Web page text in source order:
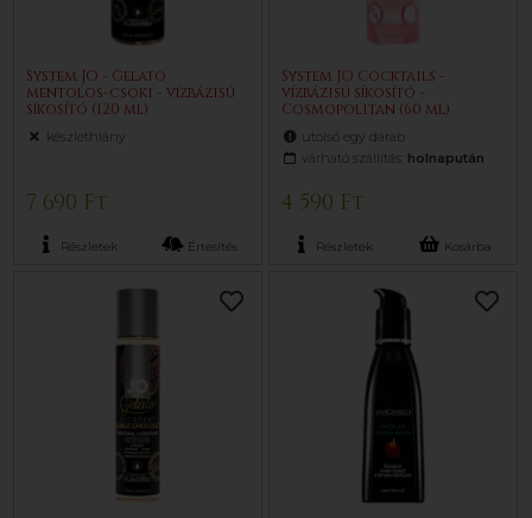
System JO - Gelato
mentolos-csoki - vízbázisú
síkosító (120 ml)
készlethiány
7 690 Ft
Részletek Értesítés
System JO Cocktails -
vízbázisú síkosító -
Cosmopolitan (60 ml)
utolsó egy darab
várható szállítás: holnapután
4 590 Ft
Részletek Kosárba